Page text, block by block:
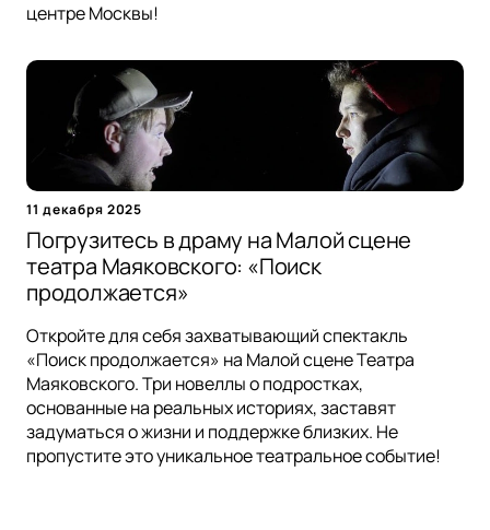
центре Москвы!
11 декабря 2025
Погрузитесь в драму на Малой сцене
театра Маяковского: «Поиск
продолжается»
Откройте для себя захватывающий спектакль
«Поиск продолжается» на Малой сцене Театра
Маяковского. Три новеллы о подростках,
основанные на реальных историях, заставят
задуматься о жизни и поддержке близких. Не
пропустите это уникальное театральное событие!